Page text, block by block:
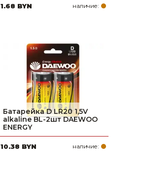
1.68 BYN наличие:
Батарейка D LR20 1,5V
alkaline BL-2шт DAEWOO
ENERGY
10.38 BYN наличие: